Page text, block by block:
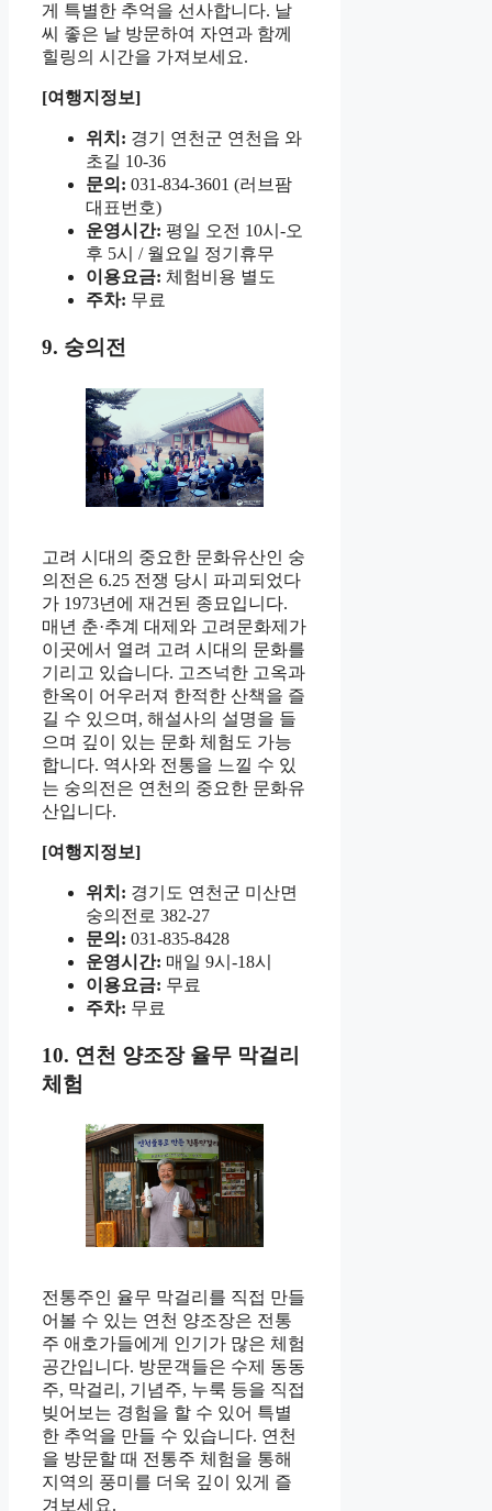
게 특별한 추억을 선사합니다. 날
씨 좋은 날 방문하여 자연과 함께
힐링의 시간을 가져보세요.
[여행지정보]
위치: 경기 연천군 연천읍 와
초길 10-36
문의: 031-834-3601 (러브팜
대표번호)
운영시간: 평일 오전 10시-오
후 5시 / 월요일 정기휴무
이용요금: 체험비용 별도
주차: 무료
9. 숭의전
고려 시대의 중요한 문화유산인 숭
의전은 6.25 전쟁 당시 파괴되었다
가 1973년에 재건된 종묘입니다.
매년 춘·추계 대제와 고려문화제가
이곳에서 열려 고려 시대의 문화를
기리고 있습니다. 고즈넉한 고옥과
한옥이 어우러져 한적한 산책을 즐
길 수 있으며, 해설사의 설명을 들
으며 깊이 있는 문화 체험도 가능
합니다. 역사와 전통을 느낄 수 있
는 숭의전은 연천의 중요한 문화유
산입니다.
[여행지정보]
위치: 경기도 연천군 미산면
숭의전로 382-27
문의: 031-835-8428
운영시간: 매일 9시-18시
이용요금: 무료
주차: 무료
10. 연천 양조장 율무 막걸리
체험
전통주인 율무 막걸리를 직접 만들
어볼 수 있는 연천 양조장은 전통
주 애호가들에게 인기가 많은 체험
공간입니다. 방문객들은 수제 동동
주, 막걸리, 기념주, 누룩 등을 직접
빚어보는 경험을 할 수 있어 특별
한 추억을 만들 수 있습니다. 연천
을 방문할 때 전통주 체험을 통해
지역의 풍미를 더욱 깊이 있게 즐
겨보세요.